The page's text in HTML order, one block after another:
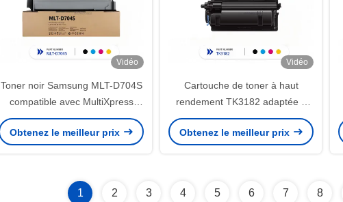
Vidéo
Toner noir Samsung MLT-D704S
compatible avec MultiXpress
K3250 K3300
Obtenez le meilleur prix
Vidéo
Cartouche de toner à haut
rendement TK3182 adaptée à
Kyocera ECOSYS P3155dn
M3655idn
Obtenez le meilleur prix
1 2 3 4 5 6 7 8